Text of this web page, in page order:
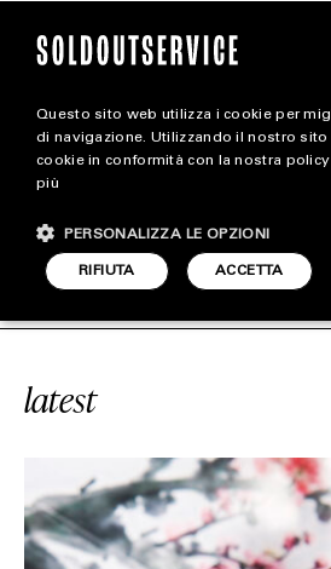
magazine
STYLE
FOOTWEAR
PHOTO FESTIVAL
latest
Questo sito web utilizza i cookie per
di navigazione. Utilizzando il nostro
cookie in conformità con la nostra
più
ACCETTA
RIFIUTA
PERSONALIZZA LE OPZIONI